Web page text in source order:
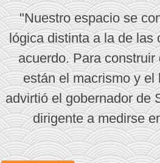
"Nuestro espacio se
lógica distinta a la de las
acuerdo. Para construir
están el macrismo y el
advirtió el gobernador de
dirigente a medirse